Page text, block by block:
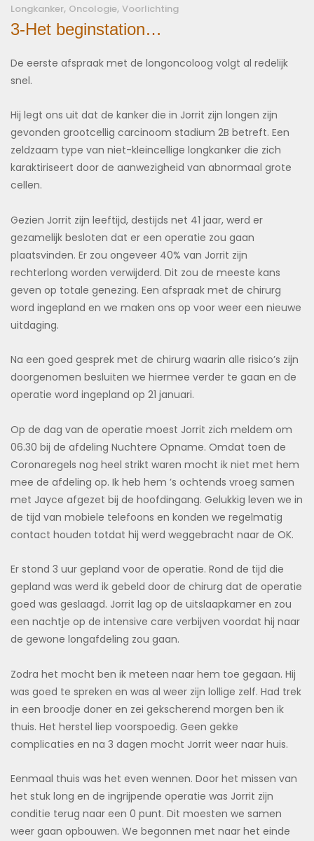
Longkanker, Oncologie, Voorlichting
3-Het beginstation…
De eerste afspraak met de longoncoloog volgt al redelijk
snel.
Hij legt ons uit dat de kanker die in Jorrit zijn longen zijn
gevonden grootcellig carcinoom stadium 2B betreft. Een
zeldzaam type van niet-kleincellige longkanker die zich
karaktiriseert door de aanwezigheid van abnormaal grote
cellen.
Gezien Jorrit zijn leeftijd, destijds net 41 jaar, werd er
gezamelijk besloten dat er een operatie zou gaan
plaatsvinden. Er zou ongeveer 40% van Jorrit zijn
rechterlong worden verwijderd. Dit zou de meeste kans
geven op totale genezing. Een afspraak met de chirurg
word ingepland en we maken ons op voor weer een nieuwe
uitdaging.
Na een goed gesprek met de chirurg waarin alle risico’s zijn
doorgenomen besluiten we hiermee verder te gaan en de
operatie word ingepland op 21 januari.
Op de dag van de operatie moest Jorrit zich meldem om
06.30 bij de afdeling Nuchtere Opname. Omdat toen de
Coronaregels nog heel strikt waren mocht ik niet met hem
mee de afdeling op. Ik heb hem ’s ochtends vroeg samen
met Jayce afgezet bij de hoofdingang. Gelukkig leven we in
de tijd van mobiele telefoons en konden we regelmatig
contact houden totdat hij werd weggebracht naar de OK.
Er stond 3 uur gepland voor de operatie. Rond de tijd die
gepland was werd ik gebeld door de chirurg dat de operatie
goed was geslaagd. Jorrit lag op de uitslaapkamer en zou
een nachtje op de intensive care verbijven voordat hij naar
de gewone longafdeling zou gaan.
Zodra het mocht ben ik meteen naar hem toe gegaan. Hij
was goed te spreken en was al weer zijn lollige zelf. Had trek
in een broodje doner en zei gekscherend morgen ben ik
thuis. Het herstel liep voorspoedig. Geen gekke
complicaties en na 3 dagen mocht Jorrit weer naar huis.
Eenmaal thuis was het even wennen. Door het missen van
het stuk long en de ingrijpende operatie was Jorrit zijn
conditie terug naar een 0 punt. Dit moesten we samen
weer gaan opbouwen. We begonnen met naar het einde